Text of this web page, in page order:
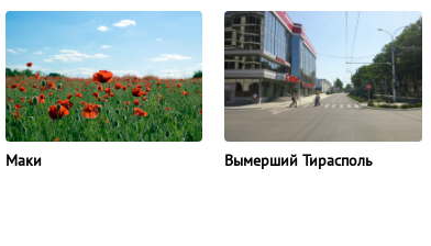
Маки Вымерший Тирасполь